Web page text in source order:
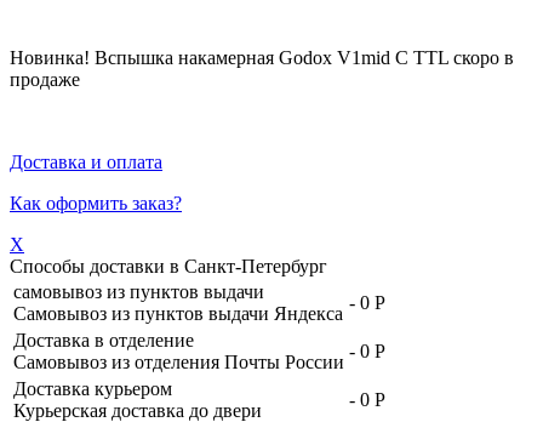
Новинка! Вспышка накамерная Godox V1mid C TTL скоро в
продаже
Доставка и оплата
Как оформить заказ?
X
Способы доставки в Санкт-Петербург
самовывоз из пунктов выдачи
Самовывоз из пунктов выдачи Яндекса
- 0 Р
Доставка в отделение
Самовывоз из отделения Почты России
- 0 Р
Доставка курьером
Курьерская доставка до двери
- 0 Р